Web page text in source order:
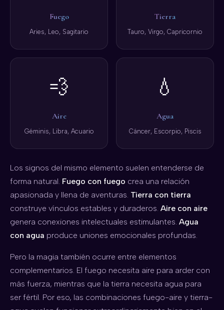
Fuego
Aries, Leo, Sagitario
Tierra
Tauro, Virgo, Capricornio
💨
Aire
Géminis, Libra, Acuario
💧
Agua
Cáncer, Escorpio, Piscis
Los signos del mismo elemento suelen entenderse de
forma natural. Fuego con fuego crea una relación
apasionada y llena de aventuras. Tierra con tierra
construye vínculos estables y duraderos. Aire con aire
genera conexiones intelectuales estimulantes. Agua
con agua produce uniones emocionales profundas.
Pero la magia también ocurre entre elementos
complementarios. El fuego necesita aire para arder con
más fuerza, mientras que la tierra necesita agua para
ser fértil. Por eso, las combinaciones fuego-aire y tierra-